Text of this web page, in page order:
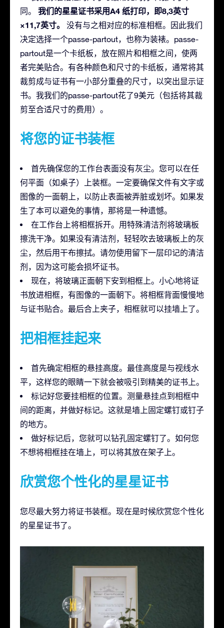
同。 我们的星星证书采用A4 纸打印，即8,3英寸
×11,7英寸。
没有与之相对应的标准相框。因此我们
决定选择一个passe-partout，也称为装裱。passe-
partout是一个卡纸板，放在照片和相框之间，使两
者完美贴合。有各种颜色和尺寸的卡纸板，通常将其
裁剪成与证书有一小部分重叠的尺寸，以突出显示证
书。我我们的passe-partout花了9美元（包括将其裁
剪至合适尺寸的费用）。
将您的证书装框
首先确保您的工作台表面没有灰尘。您可以在任
何平面（如桌子）上装框。一定要确保文件有文字或
图像的一面朝上，以防止表面被弄脏或划坏。如果发
生了本可以避免的事情，那将是一种遗憾。
在工作台上将相框拆开。用特殊清洁剂将玻璃板
擦洗干净。如果没有清洁剂，轻轻吹去玻璃板上的灰
尘，然后用干布擦拭。请勿使用留下一层印记的清洁
剂，因为这可能会损坏证书。
现在，将玻璃正面朝下安到相框上。小心地将证
书放进相框，有图像的一面朝下。将相框背面慢慢地
与证书贴合。最后合上夹子，相框就可以挂墙上了。
把相框挂起来
首先确定相框的悬挂高度。最佳高度是与视线水
平，这样您的眼睛一下就会被吸引到精美的证书上。
标记好您要挂相框的位置。测量悬挂点到相框中
间的距离，并做好标记。这就是墙上固定螺钉或钉子
的地方。
做好标记后，您就可以钻孔固定螺钉了。如何您
不想将相框挂在墙上，可以将其放在架子上。
欣赏您个性化的星星证书
您尽最大努力将证书装框。现在是时候欣赏您个性化
的星星证书了。